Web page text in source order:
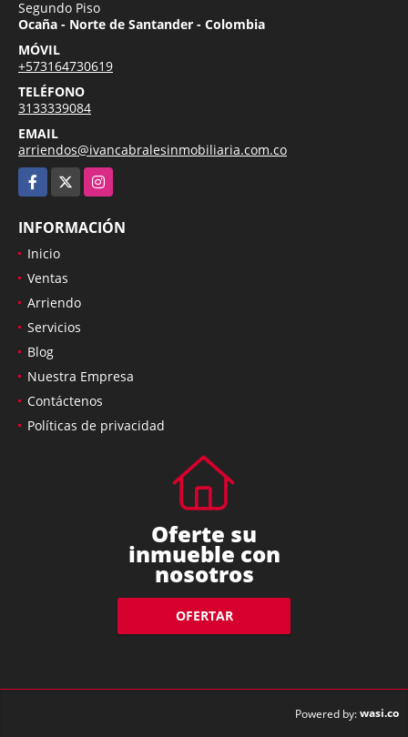
Segundo Piso
Ocaña - Norte de Santander - Colombia
MÓVIL
+573164730619
TELÉFONO
3133339084
EMAIL
arriendos@ivancabralesinmobiliaria.com.co
Facebook
Instagram
INFORMACIÓN
Inicio
Ventas
Arriendo
Servicios
Blog
Nuestra Empresa
Contáctenos
Políticas de privacidad
Oferte su
inmueble con
nosotros
OFERTAR
Powered by:wasi.co